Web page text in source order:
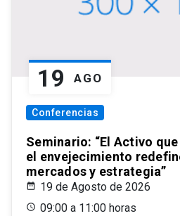
19 AGO
Conferencias
Seminario: “El Activo
el envejecimiento
mercados y estrategia”
19 de Agosto de 2026
09:00 a 11:00 horas